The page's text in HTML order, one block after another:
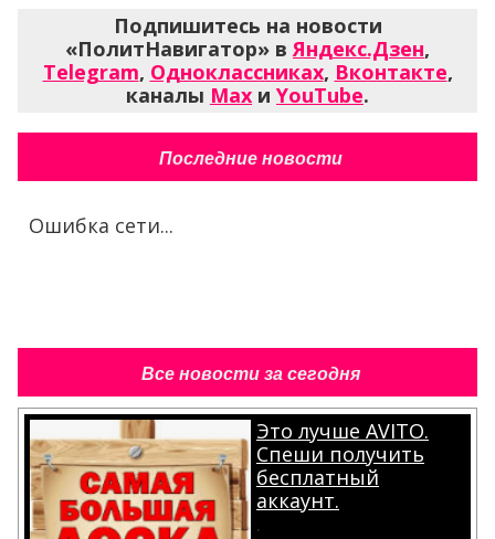
Подпишитесь на новости
«ПолитНавигатор» вЯндекс.Дзен,
Telegram, Одноклассниках, Вконтакте,
каналы Max и YouTube.
Последние новости
Ошибка сети...
Все новости за сегодня
Это лучше AVITO.
Спеши получить
бесплатный
аккаунт.
.